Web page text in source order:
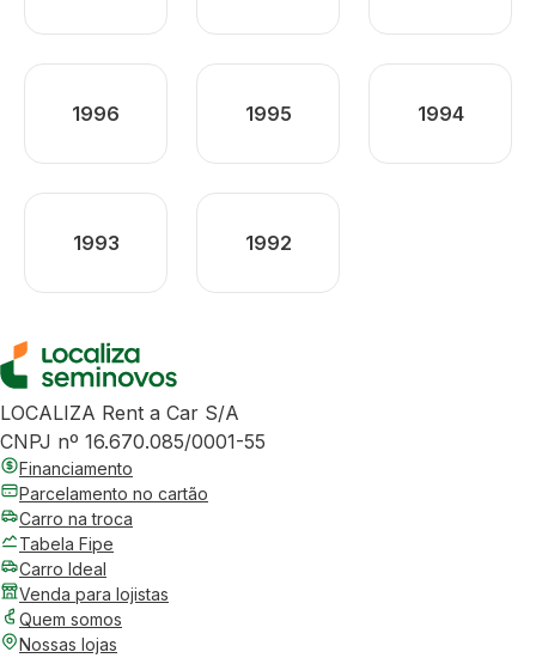
1996 1995 1994
1993 1992
LOCALIZA Rent a Car S/A
CNPJ nº 16.670.085/0001-55
Financiamento
Parcelamento no cartão
Carro na troca
Tabela Fipe
Carro Ideal
Venda para lojistas
Quem somos
Nossas lojas